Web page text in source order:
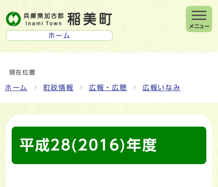
ホーム
メニュー
現在位置
ホーム 町政情報 広報・広聴 広報いなみ
平成28(2016)年度